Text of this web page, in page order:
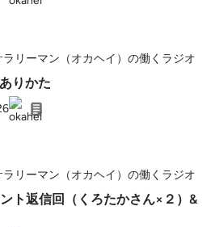
ラリーマン（オカヘイ）の働くラジオ
りかた
ラリーマン（オカヘイ）の働くラジオ
ト返信回（くろたかさん×２）&